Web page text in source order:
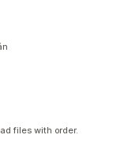
files with order.